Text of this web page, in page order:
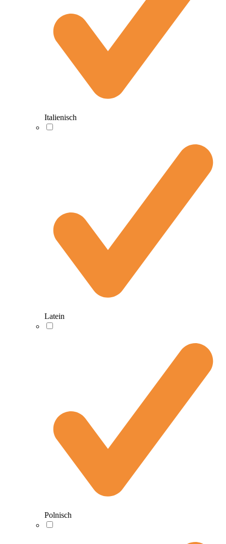
Italienisch
Latein
Polnisch